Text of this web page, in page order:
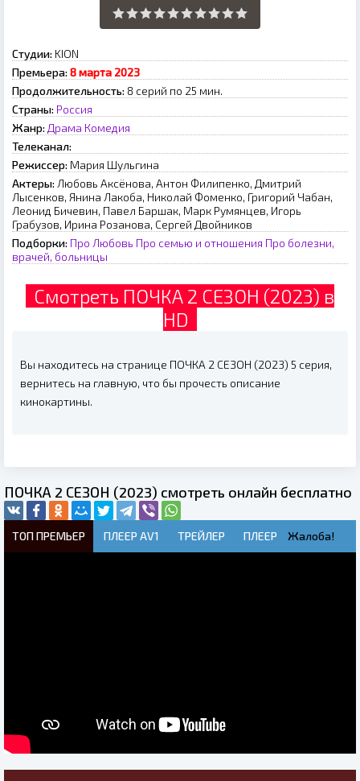
Студии: KION
Премьера: 8 марта 2023
Продолжительность: 8 серий по 25 мин.
Страны: Россия
Жанр: Драма Комедия
Телеканал:
Режиссер: Мария Шульгина
Актеры: Любовь Аксёнова, Антон Филипенко, Дмитрий
Лысенков, Янина Лакоба, Николай Фоменко, Григорий Чабан,
Леонид Бичевин, Павел Баршак, Марк Румянцев, Игорь
Грабузов, Ирина Розанова, Сергей Двойников
Подборки: Про Любовь Про семью и отношения Про болезни,
врачей, больницы
Смотреть ПОЧКА 2 СЕЗОН (2023) в
HD
Вы находитесь на странице ПОЧКА 2 СЕЗОН (2023) 5 серия,
вернитесь на главную, что бы прочесть описание
кинокартины.
ПОЧКА 2 СЕЗОН (2023) смотреть онлайн бесплатно
ТОП ПРЕМЬЕР ПЛЕЕР AV1 ТРЕЙЛЕР ПЛЕЕР Жалоба!